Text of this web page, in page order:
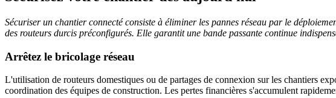
Sécuriser un chantier connecté consiste à éliminer les pannes réseau par le
des routeurs durcis préconfigurés. Elle garantit une bande passante continue
Arrêtez le bricolage réseau
L'utilisation de routeurs domestiques ou de partages de connexion sur les chantiers
coordination des équipes de construction. Les pertes financières s'accumulent